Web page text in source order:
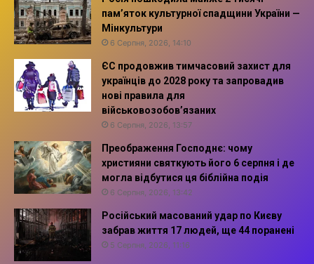
пам’яток культурної спадщини України —
Мінкультури
6 Серпня, 2026, 14:10
ЄС продовжив тимчасовий захист для
українців до 2028 року та запровадив
нові правила для
військовозобов’язаних
6 Серпня, 2026, 13:57
Преображення Господнє: чому
християни святкують його 6 серпня і де
могла відбутися ця біблійна подія
6 Серпня, 2026, 13:42
Російський масований удар по Києву
забрав життя 17 людей, ще 44 поранені
5 Серпня, 2026, 11:16